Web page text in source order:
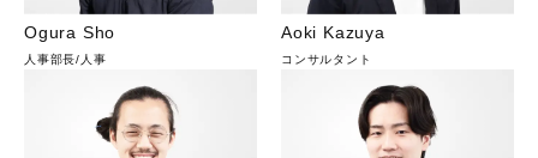
Ogura Sho
人事部長/ 人事
Aoki Kazuya
コンサルタント